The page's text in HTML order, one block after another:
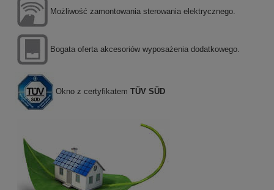
Możliwość zamontowania sterowania elektrycznego.
Bogata oferta akcesoriów wyposażenia dodatkowego.
Okno z certyfikatem TÜV SÜD